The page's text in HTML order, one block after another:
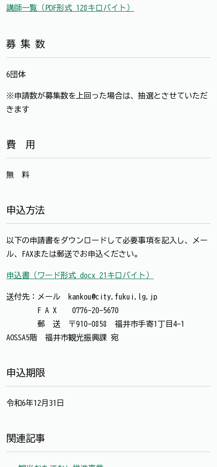
講師一覧（PDF形式 128キロバイト）
募 集 数
6団体
※申請数が募集数を上回った場合は、抽選とさせていただ
きます
費 用
無 料
申込方法
以下の申請書をダウンロードして必要事項を記入し、メー
ル、FAXまたは郵送でお申込ください。
申込書（ワード形式 docx 21キロバイト）
送付先：メール kankou@city.fukui.lg.jp
F A X 0776-20-5670
郵 送 〒910-0858 福井市手寄1丁目4-1
AOSSA5階 福井市観光振興課 宛
申込期限
令和6年12月31日
関連記事